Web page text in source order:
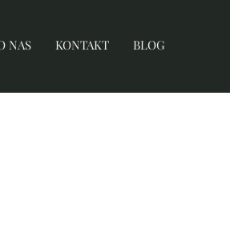
NAS KONTAKT BLOG